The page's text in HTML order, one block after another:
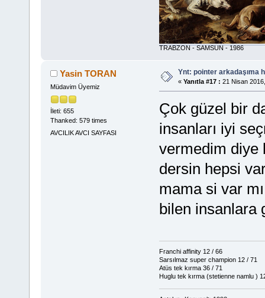
TRABZON - SAMSUN - 1986
Yasin TORAN
Müdavim Üyemiz
İleti: 655
Thanked: 579 times
AVCILIK AVCI SAYFASI
Ynt: pointer arkadaşıma
« Yanıtla #17 : 21 Nisan
Çok güzel bir
insanları iyi
vermedim diye
dersin hepsi
mama si var
bilen insanlara
Franchi affinity 12 / 66
Sarsılmaz super champion 12 / 71
Atüs tek kırma 36 / 71
Huglu tek kırma (stetienne namlu )